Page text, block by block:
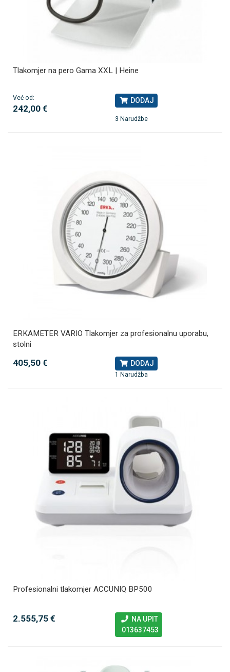
Tlakomjer na pero Gama XXL | Heine
Već od:
242,00 €
DODAJ
3 Narudžbe
ERKAMETER VARIO Tlakomjer za profesionalnu uporabu,
stolni
405,50 € DODAJ
1 Narudžba
Profesionalni tlakomjer ACCUNIQ BP500
2.555,75 €
NA UPIT
013637453